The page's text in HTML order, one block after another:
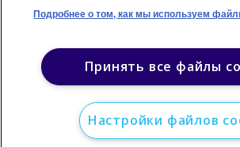
Подробнее о том, как мы используем
Принять все файлы
Настройки файлов